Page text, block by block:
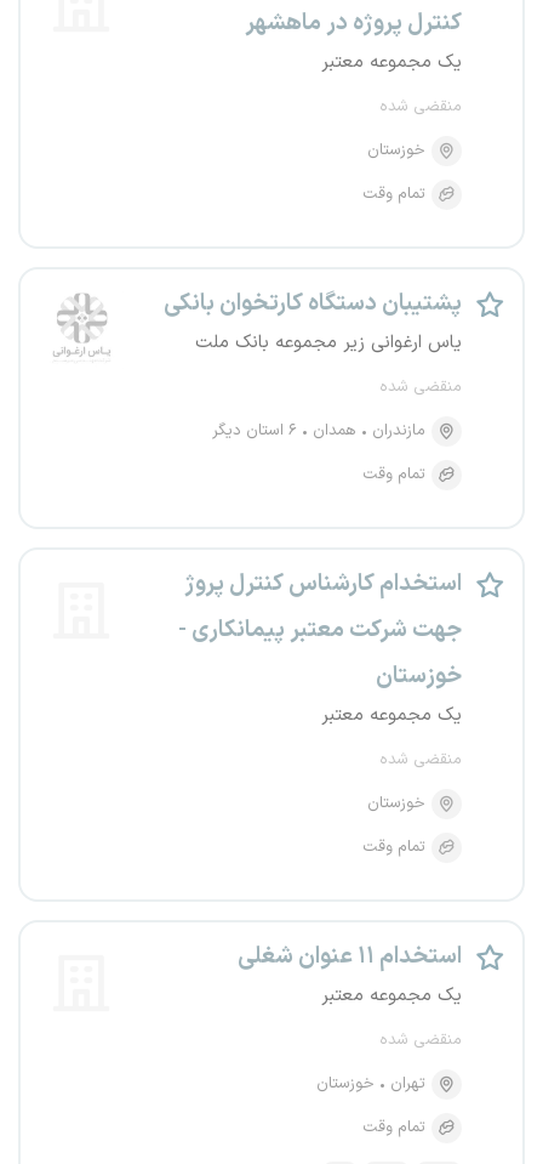
کنترل پروژه در ماهشهر
یک مجموعه معتبر
منقضی شده
خوزستان
تمام وقت
پشتیبان دستگاه کارتخوان بانکی
یاس ارغوانی زیر مجموعه بانک ملت
منقضی شده
مازندران
همدان
۶ استان دیگر
تمام وقت
استخدام کارشناس کنترل پروژ
جهت شرکت معتبر پیمانکاری -
خوزستان
یک مجموعه معتبر
منقضی شده
خوزستان
تمام وقت
استخدام ۱۱ عنوان شغلی
یک مجموعه معتبر
منقضی شده
تهران
خوزستان
تمام وقت